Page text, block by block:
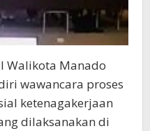
Walikota Manado
wawancara proses
ketenagakerjaan
dilaksanakan di